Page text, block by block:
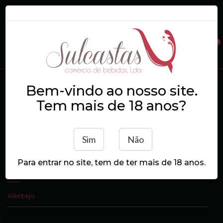
Login Registe-se 0
Alentejo Início Alentejo
Alentejo
Bem-vindo ao nosso site.
Tem mais de 18 anos?
Sim Não
Para entrar no site, tem de ter mais de 18 anos.